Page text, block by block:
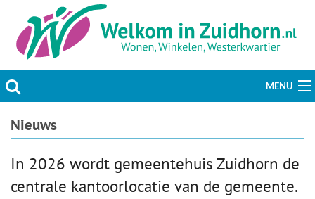
MENU
Actueel
Welzijn & Maatschappij
Nieuws
In 2026 wordt gemeentehuis Zuidhorn de
centrale kantoorlocatie van de gemeente.